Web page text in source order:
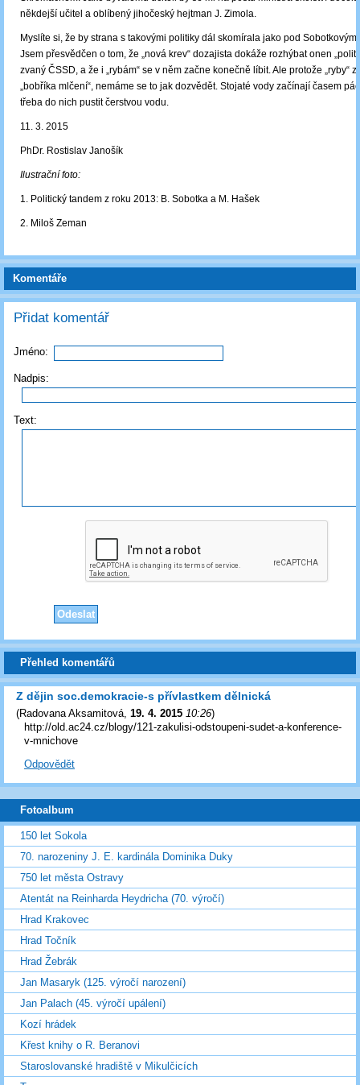
někdejší učitel a oblíbený jihočeský hejtman J. Zimola.
Myslíte si, že by strana s takovými politiky dál skomírala jako pod
Jsem přesvědčen o tom, že „nová krev“ dozajista dokáže rozhýbat onen
zvaný ČSSD, a že i „rybám“ se v něm začne konečně líbit. Ale protože „ryby“
„bobříka mlčení“, nemáme se to jak dozvědět. Stojaté vody začínají časem
třeba do nich pustit čerstvou vodu.
11. 3. 2015
PhDr. Rostislav Janošík
Ilustrační foto:
1. Politický tandem z roku 2013: B. Sobotka a M. Hašek
2. Miloš Zeman
Komentáře
Přidat komentář
Jméno:
Nadpis:
Text:
Přehled komentářů
Z dějin soc.demokracie-s přívlastkem dělnická
(Radovana Aksamitová 19. 4. 2015 10:26)
http://old.ac24.cz/blogy/121-zakulisi-odstoupeni-sudet-a-konference-
v-mnichove
Odpovědět
Fotoalbum
150 let Sokola
70. narozeniny J. E. kardinála Dominika Duky
750 let města Ostravy
Atentát na Reinharda Heydricha (70. výročí)
Hrad Krakovec
Hrad Točník
Hrad Žebrák
Jan Masaryk (125. výročí narození)
Jan Palach (45. výročí upálení)
Kozí hrádek
Křest knihy o R. Beranovi
Staroslovanské hradiště v Mikulčicích